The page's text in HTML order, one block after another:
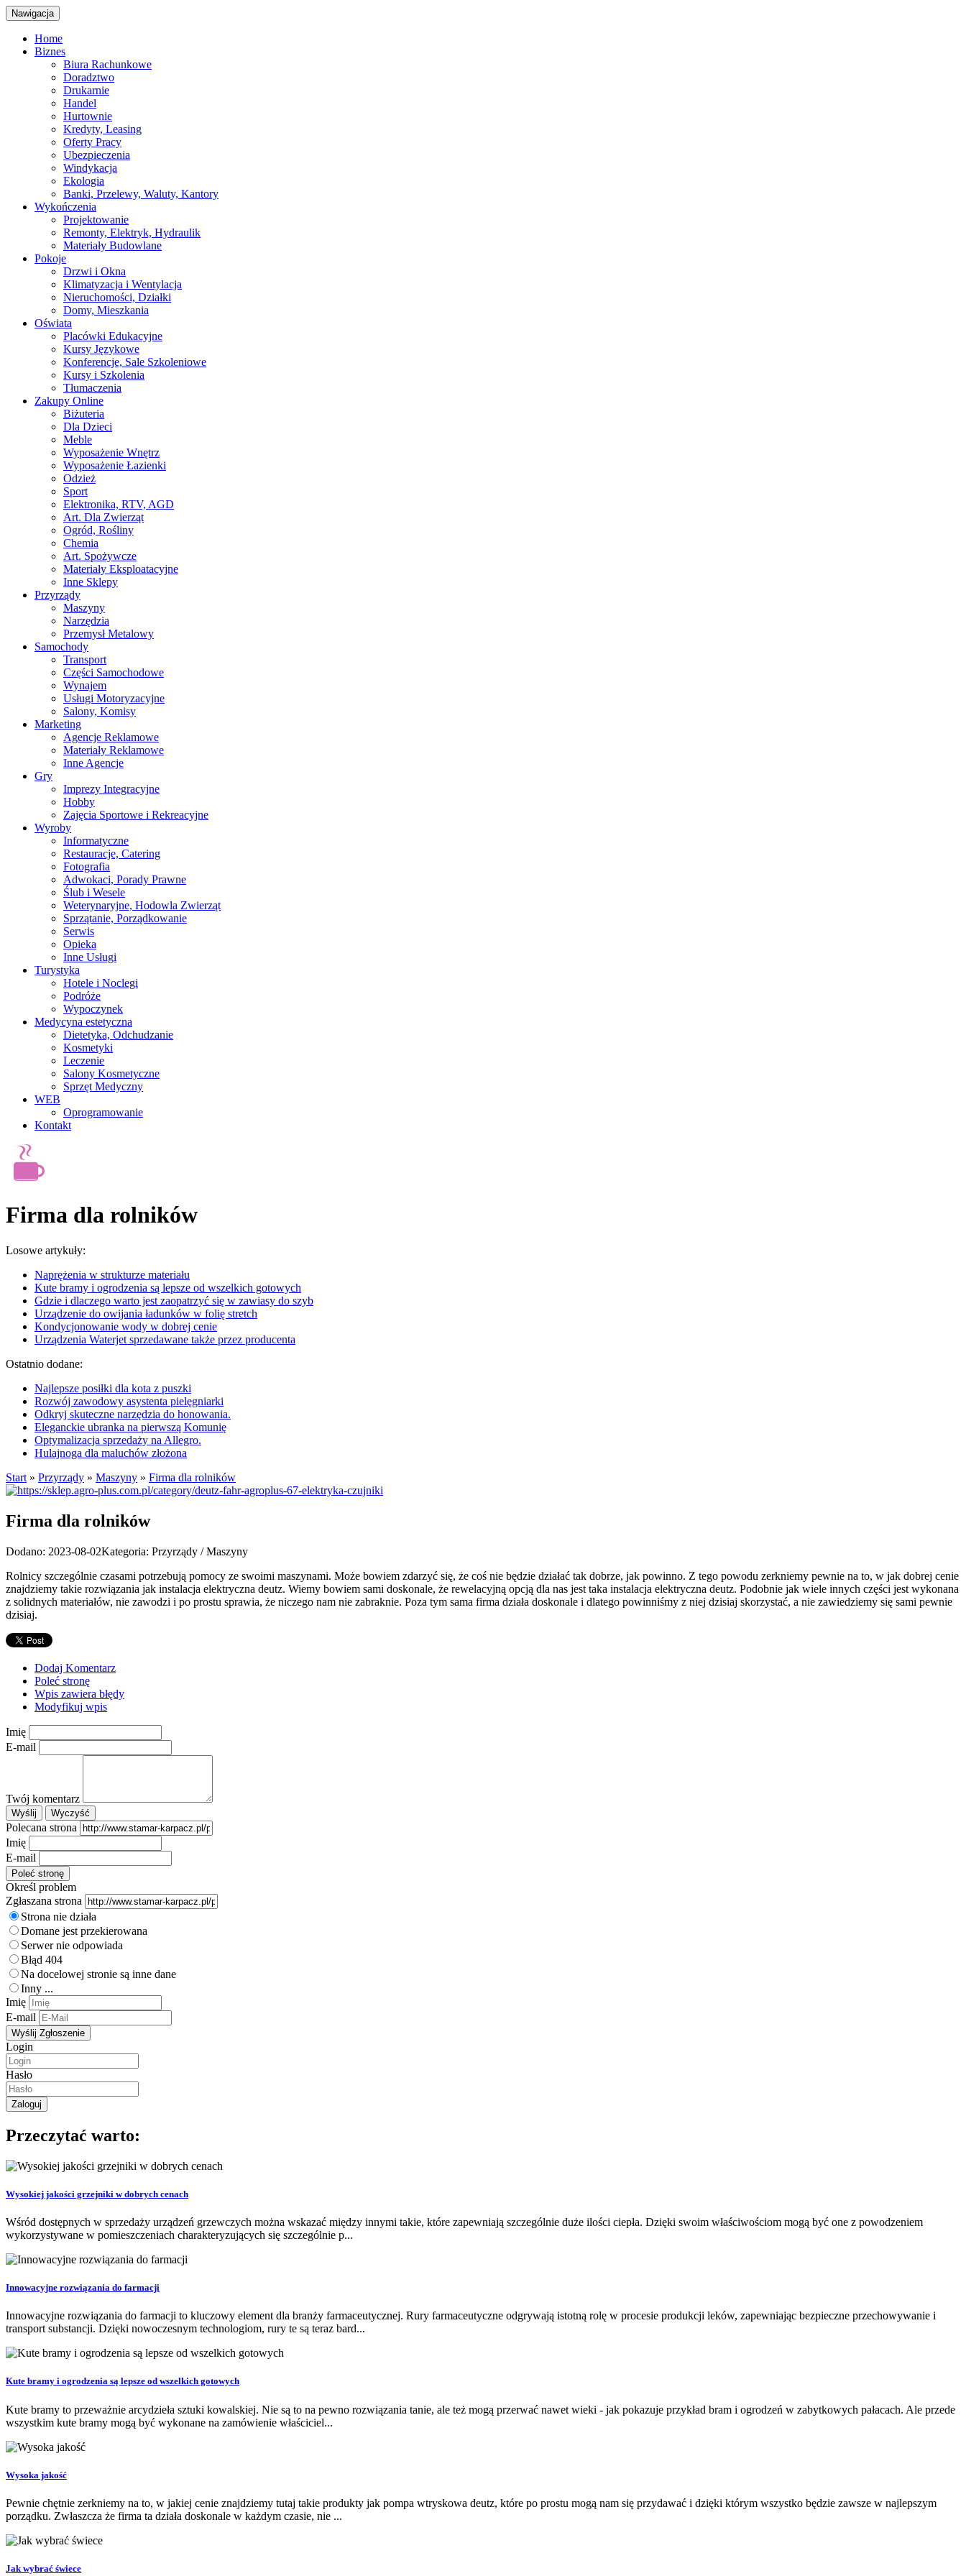
Nawigacja
Home
Biznes
Biura Rachunkowe
Doradztwo
Drukarnie
Handel
Hurtownie
Kredyty, Leasing
Oferty Pracy
Ubezpieczenia
Windykacja
Ekologia
Banki, Przelewy, Waluty, Kantory
Wykończenia
Projektowanie
Remonty, Elektryk, Hydraulik
Materiały Budowlane
Pokoje
Drzwi i Okna
Klimatyzacja i Wentylacja
Nieruchomości, Działki
Domy, Mieszkania
Oświata
Placówki Edukacyjne
Kursy Językowe
Konferencje, Sale Szkoleniowe
Kursy i Szkolenia
Tłumaczenia
Zakupy Online
Biżuteria
Dla Dzieci
Meble
Wyposażenie Wnętrz
Wyposażenie Łazienki
Odzież
Sport
Elektronika, RTV, AGD
Art. Dla Zwierząt
Ogród, Rośliny
Chemia
Art. Spożywcze
Materiały Eksploatacyjne
Inne Sklepy
Przyrządy
Maszyny
Narzędzia
Przemysł Metalowy
Samochody
Transport
Części Samochodowe
Wynajem
Usługi Motoryzacyjne
Salony, Komisy
Marketing
Agencje Reklamowe
Materiały Reklamowe
Inne Agencje
Gry
Imprezy Integracyjne
Hobby
Zajęcia Sportowe i Rekreacyjne
Wyroby
Informatyczne
Restauracje, Catering
Fotografia
Adwokaci, Porady Prawne
Ślub i Wesele
Weterynaryjne, Hodowla Zwierząt
Sprzątanie, Porządkowanie
Serwis
Opieka
Inne Usługi
Turystyka
Hotele i Noclegi
Podróże
Wypoczynek
Medycyna estetyczna
Dietetyka, Odchudzanie
Kosmetyki
Leczenie
Salony Kosmetyczne
Sprzęt Medyczny
WEB
Oprogramowanie
Kontakt
Firma dla rolników
Losowe artykuły:
Naprężenia w strukturze materiału
Kute bramy i ogrodzenia są lepsze od wszelkich gotowych
Gdzie i dlaczego warto jest zaopatrzyć się w zawiasy do szyb
Urządzenie do owijania ładunków w folię stretch
Kondycjonowanie wody w dobrej cenie
Urządzenia Waterjet sprzedawane także przez producenta
Ostatnio dodane:
Najlepsze posiłki dla kota z puszki
Rozwój zawodowy asystenta pielęgniarki
Odkryj skuteczne narzędzia do honowania.
Eleganckie ubranka na pierwszą Komunię
Optymalizacja sprzedaży na Allegro.
Hulajnoga dla maluchów złożona
Start » Przyrządy » Maszyny » Firma dla rolników
Firma dla rolników
Dodano: 2023-08-02Kategoria: Przyrządy / Maszyny
Rolnicy szczególnie czasami potrzebują pomocy ze swoimi maszynami. Może bowiem zdarzyć się, że coś nie będzie działać tak dobrze, jak powinno. Z tego powodu zerkniemy pewnie na to, w jak dobrej cenie
znajdziemy takie rozwiązania jak instalacja elektryczna deutz. Wiemy bowiem sami doskonale, że rewelacyjną opcją dla nas jest taka instalacja elektryczna deutz. Podobnie jak wiele innych części jest wykonana
z solidnych materiałów, nie zawodzi i po prostu sprawia, że niczego nam nie zabraknie. Poza tym sama firma działa doskonale i dlatego powinniśmy z niej dzisiaj skorzystać, a nie zawiedziemy się sami pewnie
dzisiaj.
Dodaj Komentarz
Poleć stronę
Wpis zawiera błędy
Modyfikuj wpis
Imię
E-mail
Twój komentarz
Polecana strona
Imię
E-mail
Określ problem
Zgłaszana strona
Strona nie działa
Domane jest przekierowana
Serwer nie odpowiada
Błąd 404
Na docelowej stronie są inne dane
Inny ...
Imię
E-mail
Login
Hasło
Przeczytać warto:
Wysokiej jakości grzejniki w dobrych cenach
Wśród dostępnych w sprzedaży urządzeń grzewczych można wskazać między innymi takie, które zapewniają szczególnie duże ilości ciepła. Dzięki swoim właściwościom mogą być one z powodzeniem
wykorzystywane w pomieszczeniach charakteryzujących się szczególnie p...
Innowacyjne rozwiązania do farmacji
Innowacyjne rozwiązania do farmacji to kluczowy element dla branży farmaceutycznej. Rury farmaceutyczne odgrywają istotną rolę w procesie produkcji leków, zapewniając bezpieczne przechowywanie i
transport substancji. Dzięki nowoczesnym technologiom, rury te są teraz bard...
Kute bramy i ogrodzenia są lepsze od wszelkich gotowych
Kute bramy to przeważnie arcydzieła sztuki kowalskiej. Nie są to na pewno rozwiązania tanie, ale też mogą przerwać nawet wieki - jak pokazuje przykład bram i ogrodzeń w zabytkowych pałacach. Ale przede
wszystkim kute bramy mogą być wykonane na zamówienie właściciel...
Wysoka jakość
Pewnie chętnie zerkniemy na to, w jakiej cenie znajdziemy tutaj takie produkty jak pompa wtryskowa deutz, które po prostu mogą nam się przydawać i dzięki którym wszystko będzie zawsze w najlepszym
porządku. Zwłaszcza że firma ta działa doskonale w każdym czasie, nie ...
Jak wybrać świece